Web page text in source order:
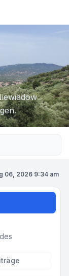
06, 2026 9:34 am